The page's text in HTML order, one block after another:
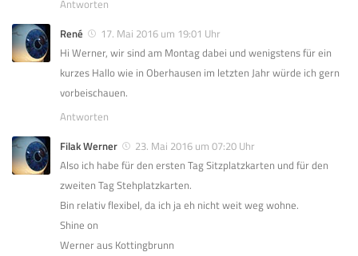
Antworten
René
17. Mai 2016 um 19:01 Uhr
Hi Werner, wir sind am Montag dabei und wenigstens für ein
kurzes Hallo wie in Oberhausen im letzten Jahr würde ich gern
vorbeischauen.
Antworten
Filak Werner
23. Mai 2016 um 07:20 Uhr
Also ich habe für den ersten Tag Sitzplatzkarten und für den
zweiten Tag Stehplatzkarten.
Bin relativ flexibel, da ich ja eh nicht weit weg wohne.
Shine on
Werner aus Kottingbrunn